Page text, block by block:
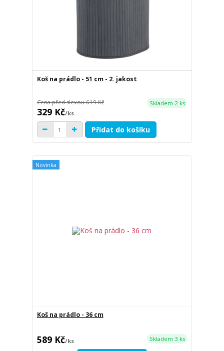
Koš na prádlo - 51 cm - 2. jakost
Cena před slevou619 Kč
329 Kč/ks
Skladem 2 ks
Přidat do košíku
Novinka
Koš na prádlo - 36 cm
589 Kč/ks Skladem 3 ks